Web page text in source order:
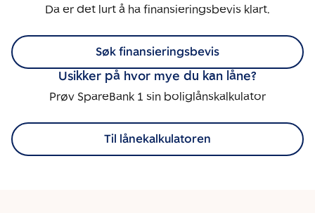
Da er det lurt å ha finansieringsbevis klart.
Søk finansieringsbevis
Usikker på hvor mye du kan låne?
Prøv SpareBank 1 sin boliglånskalkulator
Til lånekalkulatoren